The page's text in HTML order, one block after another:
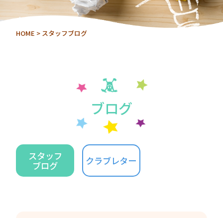
HOME > スタッフブログ
ブログ
スタッフ
ブログ
クラブレター